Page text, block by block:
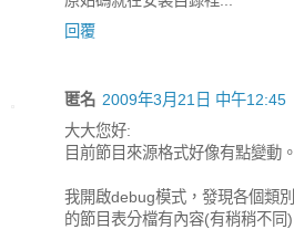
回覆
匿名 2009年3月21日 中午12:45
大大您好:
目前節目來源格式好像有點變動。
我開啟debug模式，發現各個類別
的節目表分檔有內容(有稍稍不同)